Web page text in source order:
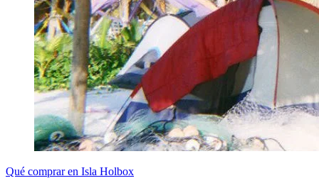
Qué comprar en Isla Holbox